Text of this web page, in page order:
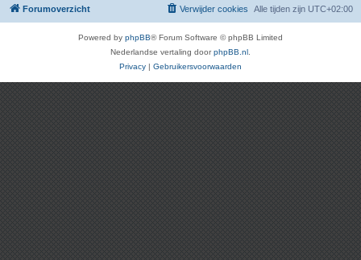
Forumoverzicht Alle tijden zijn UTC+02:00
Verwijder cookies
Powered by phpBB® Forum Software © phpBB Limited
Nederlandse vertaling doorphpBB.nl
Privacy | Gebruikersvoorwaarden